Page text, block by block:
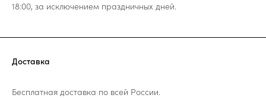
18:00, за исключением праздничных дней.
Доставка
Бесплатная доставка по всей России.